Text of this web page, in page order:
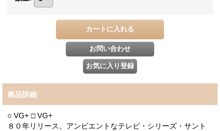
商品詳細
○ VG+ □ VG+
８０年リリース。アンビエントなテレビ・シリーズ・サント